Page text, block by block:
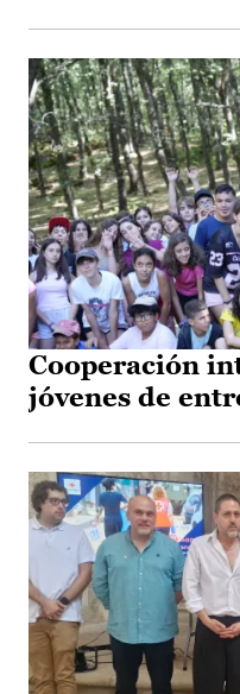
Cooperación
jóvenes de